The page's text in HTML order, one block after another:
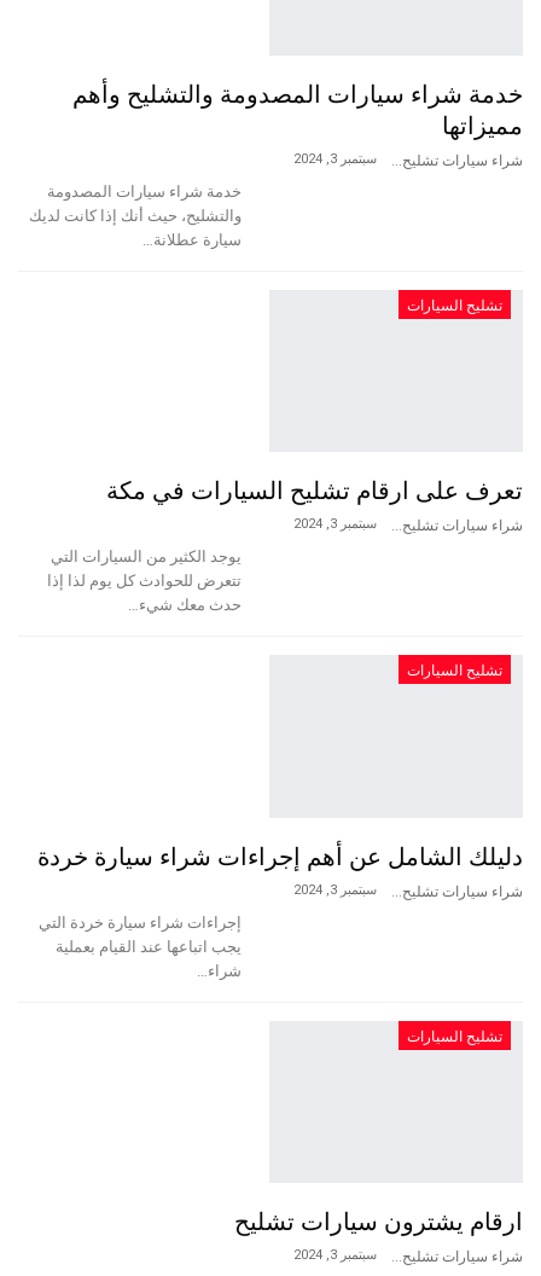
خدمة شراء سيارات المصدومة والتشليح وأهم
مميزاتها
سبتمبر 3, 2024
خدمة شراء سيارات المصدومة
والتشليح، حيث أنك إذا كانت لديك
سيارة عطلانة…
تشليح السيارات
تعرف على ارقام تشليح السيارات في مكة
شراء سيارات تشليح سبتمبر 3, 2024
يوجد الكثير من السيارات التي
تتعرض للحوادث كل يوم لذا إذا
حدث معك شيء…
تشليح السيارات
دليلك الشامل عن أهم إجراءات شراء سيارة خردة
سبتمبر 3, 2024
إجراءات شراء سيارة خردة التي
يجب اتباعها عند القيام بعملية
شراء…
تشليح السيارات
ارقام يشترون سيارات تشليح
شراء سيارات تشليح سبتمبر 3, 2024